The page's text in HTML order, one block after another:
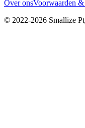
Over onsVoorwaarden
© 2022-2026 Smallize